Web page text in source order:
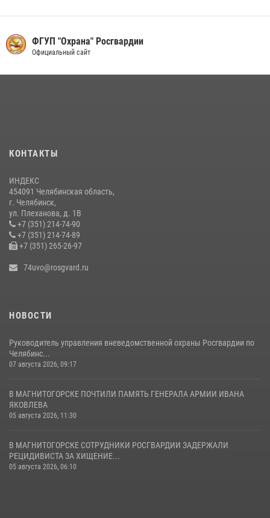
ФГУП "Охрана" Росгвардии
Официальный сайт
КОНТАКТЫ
ИНДЕКС
454091 Челябинская область,
г. Челябинск,
ул. Плеханова, д. 1В
+7 (351) 214-74-90
+7 (351) 214-74-89
+7 (351) 265-26-97
74uvo@rosgvard.ru
НОВОСТИ
Руководитель управления вневедомственной охраны Росгвардии по
Челябинс...
07 августа 2026, 09:17
В МАГНИТОГОРСКЕ ПОЧТИЛИ ПАМЯТЬ ГЕНЕРАЛА АРМИИ ИВАНА
ЯКОВЛЕВА
05 августа 2026, 11:30
В МАГНИТОГОРСКЕ СОТРУДНИКИ РОСГВАРДИИ ЗАДЕРЖАЛИ
РЕЦИДИВИСТА ЗА ХИЩЕНИЕ...
05 августа 2026, 06:10